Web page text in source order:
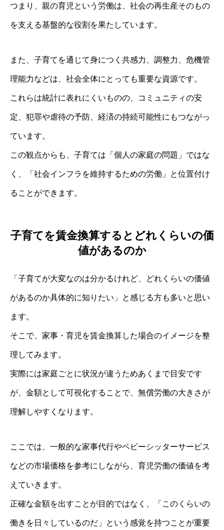
つまり、親の育児という労働は、社会の再生産そのもの
を支える基盤的な役割を果たしています。
また、子育てを通じて身につく共感力、調整力、危機管
理能力などは、社会全体にとっても重要な資源です。
これらは統計に表れにくいものの、コミュニティの安
定、犯罪や虐待の予防、経済の持続可能性にもつながっ
ています。
この観点からも、子育ては「個人の家庭の問題」ではな
く、「社会インフラを維持するための労働」と位置付け
ることができます。
子育てを賃金換算するとどれくらいの価
値があるのか
「子育てが大変なのは分かるけれど、どれくらいの価値
があるのか具体的に知りたい」と感じる方も多いと思い
ます。
そこで、家事・育児を賃金換算した場合のイメージを整
理してみます。
実際には家庭ごとに状況が違うためあくまで目安です
が、金額として可視化することで、無償労働の大きさが
理解しやすくなります。
ここでは、一般的な家事代行やベビーシッターサービス
などの市場価格を参考にしながら、育児労働の価値を考
えていきます。
正確な金額を出すことが目的ではなく、「このくらいの
働きを日々しているのだ」という感覚を持つことが重要